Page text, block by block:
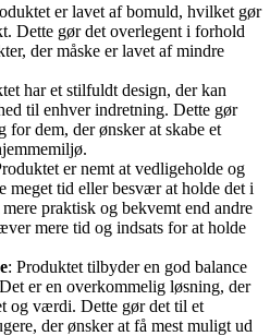
er lavet af bomuld, hvilket gør
Dette gør det overlegent i forhold
der måske er lavet af mindre
har et stilfuldt design, der kan
til enhver indretning. Dette gør
for dem, der ønsker at skabe et
er nemt at vedligeholde og
meget tid eller besvær at holde det i
praktisk og bekvemt end andre
mere tid og indsats for at holde
: Produktet tilbyder en god balance
er en overkommelig løsning, der
og værdi. Dette gør det til et
der ønsker at få mest muligt ud